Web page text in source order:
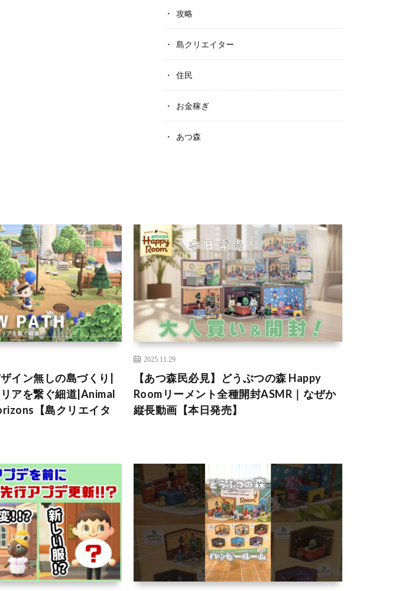
攻略
島クリエイター
住民
お金稼ぎ
あつ森
イン無しの島づくり|
アを繋ぐ細道|Animal
【島クリエイタ
2025.11.29
【あつ森民必見】どうぶつの森 Happy
Roomリーメント全種開封ASMR｜なぜか
縦長動画【本日発売】